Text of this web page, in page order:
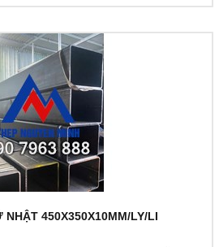
NHẬT 450X350X10MM/LY/LI